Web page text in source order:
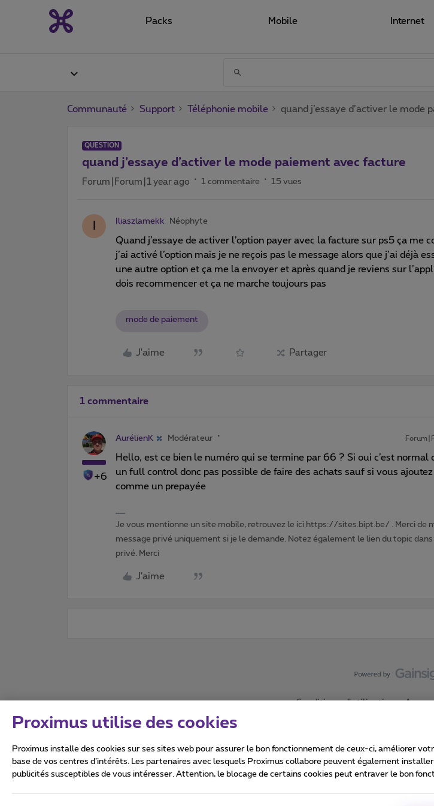
Packs Mobile Internet
Communauté Support Téléphonie mobile quand j’essaye d’activer le mode
QUESTION
quand j’essaye d’activer le mode paiement avec facture
Forum|Forum|1 year ago 1 commentaire 15 vues
Iliaszlamekk Néophyte
Quand j’essaye de activer l’option payer avec la facture sur ps5 ça me
j’ai activé l’option mais je ne reçois pas le message alors que j’ai déjà
une autre option et ça me la envoyer et après quand je reviens sur
dois recommencer et ça ne marche toujours pas
mode de paiement
J'aime Partager
1 commentaire
+6
AurélienK Modérateur
Hello, est ce bien le numéro qui se termine par 66 ? Si oui c’est normal
un full control donc pas possible de faire des achats sauf si vous
comme un prepayée
Je vous mentionne un site mobile, retrouvez le ici https://sites.bipt.be/ . Merci de
message privé uniquement si je le demande. Notez également le lien du topic
privé. Merci
J'aime
Conditions d'utilisation
Tous droits réservés. ©2026Proximus
Proximus utilise des cookies
Proximus installe des cookies sur ses sites web pour assurer le bon fonctionnement de ceux-ci, améliorer
base de vos centres d’intérêts. Les partenaires avec lesquels Proximus collabore peuvent également
publicités susceptibles de vous intéresser. Attention, le blocage de certains cookies peut entraver le bon